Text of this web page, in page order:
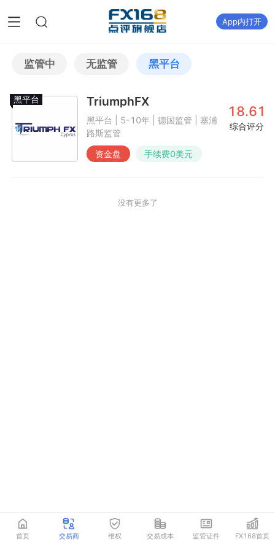
App内打开
监管中 无监管 黑平台
黑平台 TriumphFX
黑平台 | 5-10年 | 德国监管 | 塞浦
路斯监管
18.61
综合评分
资金盘 手续费0美元
没有更多了
首页 交易商 维权 交易成本 监管证件 FX168首页